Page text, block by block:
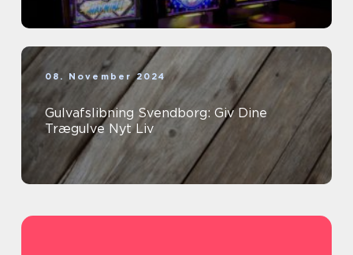
08. November 2024
Gulvafslibning Svendborg: Giv Dine
Trægulve Nyt Liv